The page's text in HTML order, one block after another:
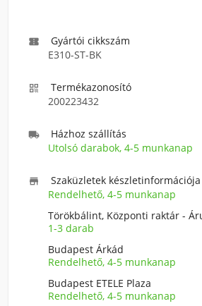

Gyártói cikkszám
E310-ST-BK

Termékazonosító
200223432

Házhoz szállítás
Utolsó darabok, 4-5 munkanap

Szaküzletek készletinformációja
Rendelhető, 4-5 munkanap
Törökbálint, Központi raktár -
1-3 darab
Budapest Árkád
Rendelhető, 4-5 munkanap
Budapest ETELE Plaza
Rendelhető, 4-5 munkanap